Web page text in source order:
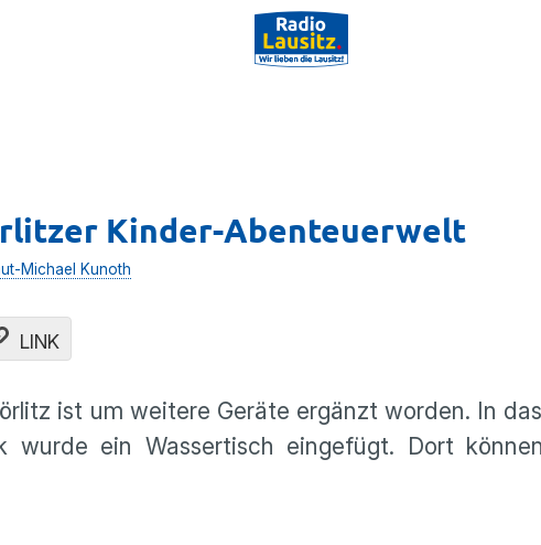
Kinder-Abenteuerwelt
Michael Kunoth
LINK
ist um weitere Geräte ergänzt worden. In
wurde ein Wassertisch eingefügt. Dort